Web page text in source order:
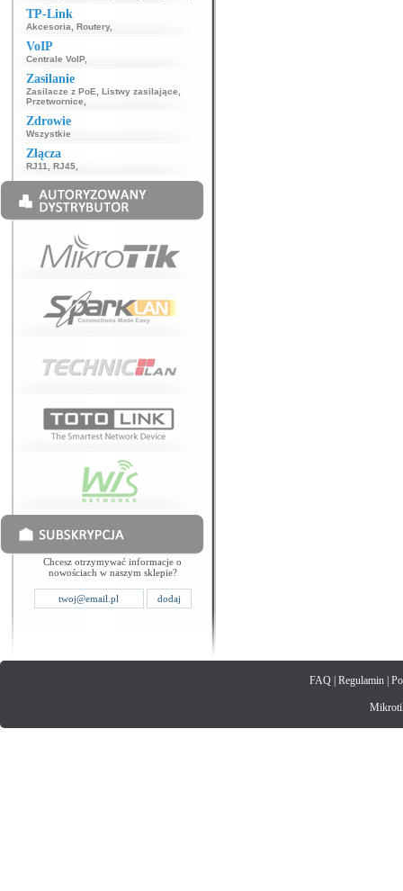
TP-Link
Akcesoria Routery,
VoIP
Centrale VoIP,
Zasilanie
Zasilacze z PoE Listwy zasilające
Przetwornice
Zdrowie
Wszystkie
Złącza
RJ11 RJ45
Chcesz otrzymywać informacje o
nowościach w naszym sklepie?
FAQ| Regulamin|